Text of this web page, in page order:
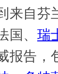
来自芬
国、 瑞
报告，